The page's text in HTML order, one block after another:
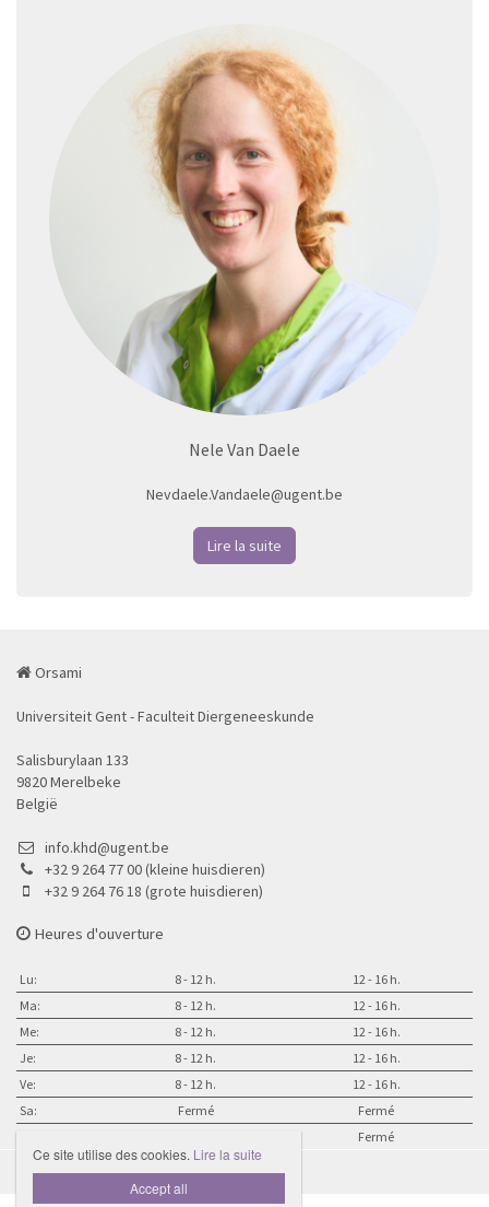
Nele Van Daele
Nevdaele.Vandaele@ugent.be
Lire la suite
Orsami
Universiteit Gent - Faculteit Diergeneeskunde
Salisburylaan 133
9820 Merelbeke
België
info.khd@ugent.be
+32 9 264 77 00 (kleine huisdieren)
+32 9 264 76 18 (grote huisdieren)
Heures d'ouverture
Lu: 8 - 12 h.
12 - 16 h.
Ma:
8 - 12 h.
12 - 16 h.
Me:
8 - 12 h.
12 - 16 h.
Je:
8 - 12 h.
12 - 16 h.
Ve:
8 - 12 h.
12 - 16 h.
Sa:
Fermé
Fermé
Fermé
Ce site utilise des cookies. Lire la suite
Accept all